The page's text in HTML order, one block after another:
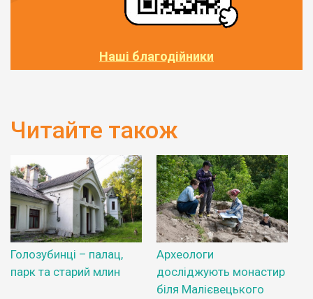
Наші благодійники
Читайте також
Голозубинці – палац,
парк та старий млин
Археологи
досліджують монастир
біля Малієвецького